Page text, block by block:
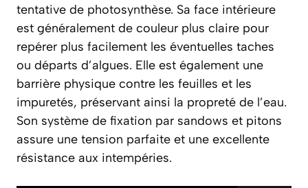
tentative de photosynthèse. Sa face intérieure
est généralement de couleur plus claire pour
repérer plus facilement les éventuelles taches
ou départs d’algues. Elle est également une
barrière physique contre les feuilles et les
impuretés, préservant ainsi la propreté de l’eau.
Son système de fixation par sandows et pitons
assure une tension parfaite et une excellente
résistance aux intempéries.